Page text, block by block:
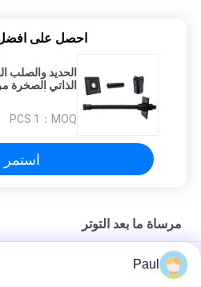
احصل على
الحديد والصلب
الذاتي الصخرة
MOQ：
1 PCS
استمر
مرساة ما بعد التوتر
كتل ربط أوتاد حديد الزهر مشدودة
مسطحة
Paul